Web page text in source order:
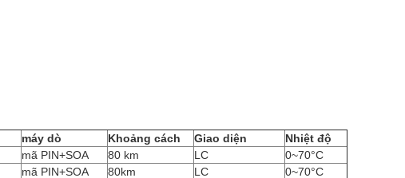
máy dò Khoảng cách Giao diện
Nhiệt độ
mã PIN+SOA 80 km LC
0~70°C
mã PIN+SOA 80km LC 0~70°C